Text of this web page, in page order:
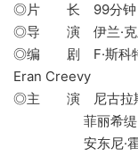
◎片 长 99分钟
◎导 演 伊兰·克
◎编 剧 F·斯科特·
Eran Creevy
◎主 演 尼古拉斯
菲丽希缇·琼
安东尼·霍普